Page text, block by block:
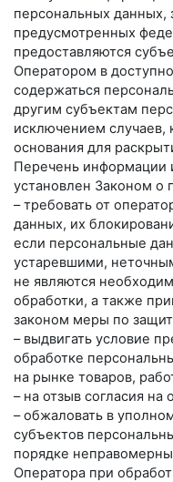
персональных данных,
предусмотренных
предоставляются
Оператором в
содержаться
другим субъектам
исключением случаев,
основания для
Перечень информации
установлен Законом о
– требовать от
данных, их
если персональные
устаревшими,
не являются
обработки, а также
законом меры по
– выдвигать условие
обработке
на рынке товаров,
– на отзыв согласия
– обжаловать в
субъектов
порядке
Оператора при